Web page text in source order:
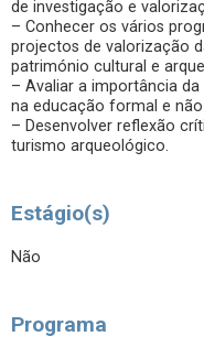
de investigação e
– Conhecer os vários
projectos de valorização
património cultural e
– Avaliar a importância
na educação formal e
– Desenvolver reflexão
turismo arqueológico.
Estágio(s)
Não
Programa